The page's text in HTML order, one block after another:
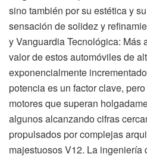
sino también por su estética y
sensación de solidez y
y Vanguardia Tecnológica: Más
valor de estos automóviles de
exponencialmente
potencia es un factor clave,
motores que superan
algunos alcanzando cifras
propulsados por complejas
majestuosos V12. La ingeniería